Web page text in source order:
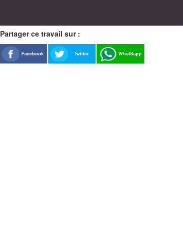
Partager ce travail sur :
Facebook Twitter WhatSapp